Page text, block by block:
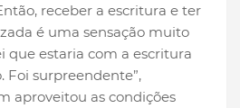
receber a escritura e ter
é uma sensação muito
que estaria com a escritura
Foi surpreendente”,
aproveitou as condições